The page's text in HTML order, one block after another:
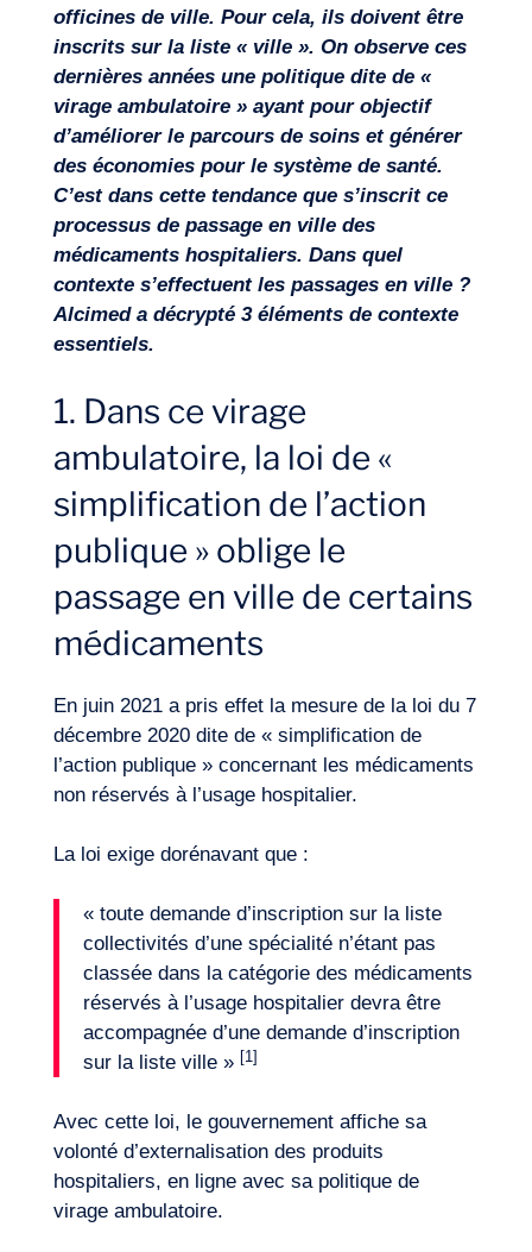
Expertises
Notre aventure
Envie d’embarquer ?
officines de ville. Pour cela, ils doivent être
inscrits sur la liste « ville ». On observe ces
dernières années une politique dite de «
virage ambulatoire » ayant pour objectif
d’améliorer le parcours de soins et générer
des économies pour le système de santé.
C’est dans cette tendance que s’inscrit ce
processus de passage en ville des
médicaments hospitaliers. Dans quel
contexte s’effectuent les passages en ville ?
Alcimed a décrypté 3 éléments de contexte
essentiels.
1. Dans ce virage
ambulatoire, la loi de «
simplification de l’action
publique » oblige le
passage en ville de certains
médicaments
En juin 2021 a pris effet la mesure de la loi du 7
décembre 2020 dite de « simplification de
l’action publique » concernant les médicaments
non réservés à l’usage hospitalier.
La loi exige dorénavant que :
« toute demande d’inscription sur la liste
collectivités d’une spécialité n’étant pas
classée dans la catégorie des médicaments
réservés à l’usage hospitalier devra être
accompagnée d’une demande d’inscription
sur la liste ville » [1]
Avec cette loi, le gouvernement affiche sa
volonté d’externalisation des produits
hospitaliers, en ligne avec sa politique de
virage ambulatoire.